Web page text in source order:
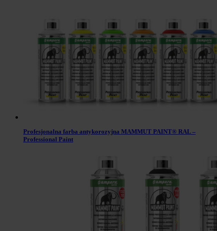
Profesjonalna farba antykorozyjna MAMMUT PAINT® RAL –
Professional Paint